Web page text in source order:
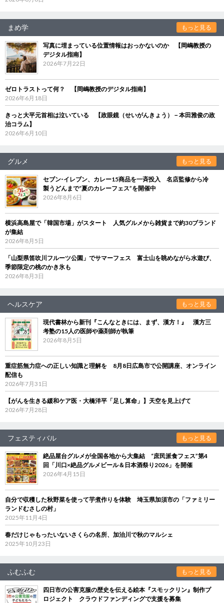
まめ学 もっと見る
写真に埋まっている位置情報はおっかないのか 【岡嶋教授の
デジタル指南】
2026年7月22日
ゼロトラストって何？ 【岡嶋教授のデジタル指南】
2026年6月18日
きっと大平元首相は泣いている 【政眼鏡（せいがんきょう）－本田雅俊の政
治コラム】
2026年6月10日
グルメ もっと見る
セブン‐イレブン、カレー15商品を一斉投入 名店監修から冷
製うどんまで“夏のカレーフェス”を開催中
2026年8月6日
横浜高島屋で「韓国市場」がスタート 人気グルメから雑貨まで約30ブランド
が集結
2026年8月5日
「山梨県笛吹川フルーツ公園」でサマーフェス 富士山を眺めながら水遊び、
季節限定の桃のかき氷も
2026年8月3日
ヘルスケア もっと見る
現代書林から新刊『こんなときには、まず、漢方！』 漢方三
考塾の15人の医師や薬剤師が執筆
2026年8月5日
重症筋無力症への正しい知識と理解を 8月8日広島市で公開講座、オンライン
配信も
2026年7月31日
【がんを生きる緩和ケア医・大橋洋平「足し算命」】天空を見上げて
2026年7月28日
フェスティバル もっと見る
絶品屋台グルメが全国各地から大集結 “庶民派食フェス”第4
回「川口×絶品グルメビール＆日本酒祭り2026」を開催
2026年4月15日
自分で収穫した秋野菜を使って芋煮作りを体験 埼玉県加須市の「ファミリー
ランドむさしの村」
2025年11月4日
春だけじゃもったいないさくらの名所、加治川で秋のマルシェ
2025年10月23日
ふむふむ もっと見る
四日市の公害克服の歴史を伝える絵本『スモックリン』制作プ
ロジェクト クラウドファンディングで支援を募集